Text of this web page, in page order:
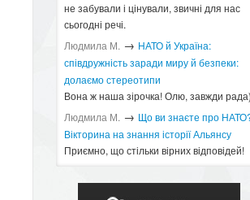
не забували і цінували, звичні для нас
сьогодні речі.
Людмила М. → ​НАТО й Україна:
співдружність заради миру й безпеки:
долаємо стереотипи
Вона ж наша зірочка! Олю, завжди рада)
Людмила М. → Що ви знаєте про
Вікторина на знання історії Альянсу ​
Приємно, що стільки вірних відповідей!